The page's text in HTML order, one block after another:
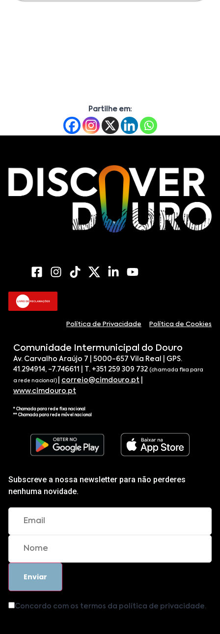
Partilhe em:
Política de Privacidade Política de Cookies
Comunidade Intermunicipal do Douro
Av. Carvalho Araújo 7 | 5000-657 Vila Real | GPS.
41.294914, -7.746611 | T. +351 259 309 732 (chamada fixa para
a rede nacional) correio@cimdouro.pt
www.cimdouro.pt
* Chamada para rede fixa nacional
** Chamada para rede móvel nacional
Subscreve a nossa newsletter para não perderes
nenhuma novidade.
Concordo com os termos da política de privacidade.